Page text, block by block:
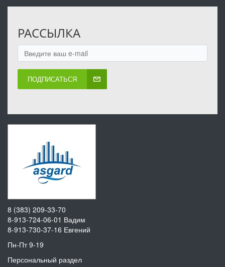
РАССЫЛКА
ПОДПИСАТЬСЯ
8 (383) 209-33-70
8-913-724-06-01 Вадим
8-913-730-37-16 Евгений
Пн-Пт 9-19
Персональный раздел